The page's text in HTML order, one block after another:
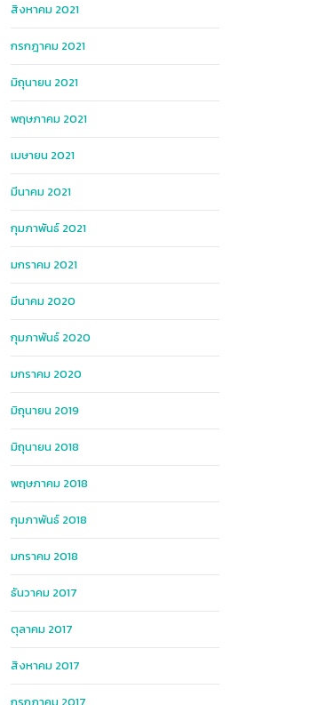
สิงหาคม 2021
กรกฎาคม 2021
มิถุนายน 2021
พฤษภาคม 2021
เมษายน 2021
มีนาคม 2021
กุมภาพันธ์ 2021
มกราคม 2021
มีนาคม 2020
กุมภาพันธ์ 2020
มกราคม 2020
มิถุนายน 2019
มิถุนายน 2018
พฤษภาคม 2018
กุมภาพันธ์ 2018
มกราคม 2018
ธันวาคม 2017
ตุลาคม 2017
สิงหาคม 2017